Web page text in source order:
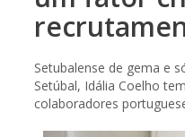
Setubalense de gema e
Setúbal, Idália Coelho
colaboradores